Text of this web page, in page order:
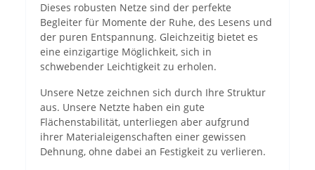
Dieses robusten Netze sind der perfekte
Begleiter für Momente der Ruhe, des Lesens und
der puren Entspannung. Gleichzeitig bietet es
eine einzigartige Möglichkeit, sich in
schwebender Leichtigkeit zu erholen.
Unsere Netze zeichnen sich durch Ihre Struktur
aus. Unsere Netzte haben ein gute
Flächenstabilität, unterliegen aber aufgrund
ihrer Materialeigenschaften einer gewissen
Dehnung, ohne dabei an Festigkeit zu verlieren.